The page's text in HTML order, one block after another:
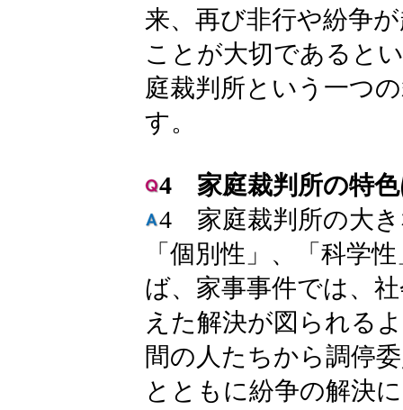
来、再び非行や紛争
ことが大切であると
庭裁判所という一つ
す。
4 家庭裁判所の特
4 家庭裁判所の大き
「個別性」、「科学
ば、家事事件では、
えた解決が図られる
間の人たちから調停
とともに紛争の解決